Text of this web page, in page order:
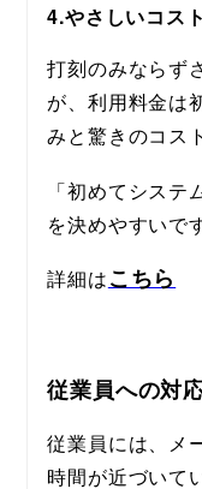
4.やさしいコスト
打刻のみならず
が、利用料金は
みと驚きのコス
「初めてシステ
を決めやすいで
詳細はこちら
従業員への対
従業員には、メ
時間が近づいて